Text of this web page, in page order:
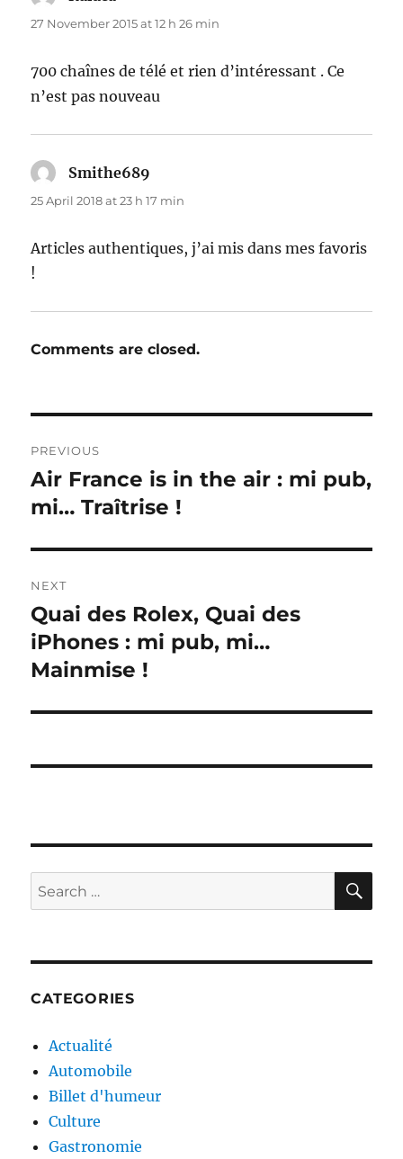
27 November 2015 at 12 h 26 min
700 chaînes de télé et rien d’intéressant . Ce
n’est pas nouveau
Smithe689
25 April 2018 at 23 h 17 min
Articles authentiques, j’ai mis dans mes favoris
!
Comments are closed.
navigation
PREVIOUS
Previous
post:
Air France is in the air : mi pub,
mi… Traîtrise !
NEXT
Next
post:
Quai des Rolex, Quai des
iPhones : mi pub, mi…
Mainmise !
Search
for:
CATEGORIES
Actualité
Automobile
Billet d'humeur
Culture
Gastronomie